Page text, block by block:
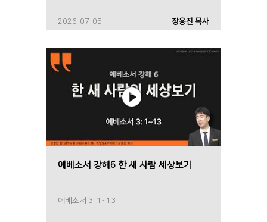
2026-07-05 장용진 목사
에베소서 강해6 한 새 사람 세상보기
에베소서 3: 1~13